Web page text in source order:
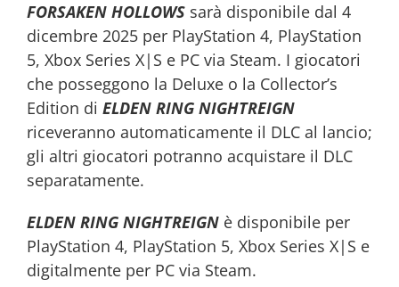
FORSAKEN HOLLOWS sarà disponibile dal 4
dicembre 2025 per PlayStation 4, PlayStation
5, Xbox Series X|S e PC via Steam. I giocatori
che posseggono la Deluxe o la Collector’s
Edition di ELDEN RING NIGHTREIGN
riceveranno automaticamente il DLC al lancio;
gli altri giocatori potranno acquistare il DLC
separatamente.
ELDEN RING NIGHTREIGN è disponibile per
PlayStation 4, PlayStation 5, Xbox Series X|S e
digitalmente per PC via Steam.